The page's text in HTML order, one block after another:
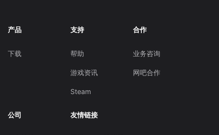
产品
下载
支持
帮助
游戏资讯
Steam
合作
业务咨询
网吧合作
公司 友情链接